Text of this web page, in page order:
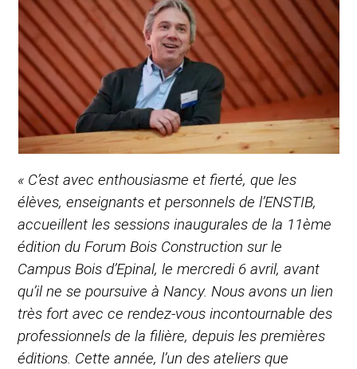
« C’est avec enthousiasme et fierté, que les
élèves, enseignants et personnels de l’ENSTIB,
accueillent les sessions inaugurales de la 11ème
édition du Forum Bois Construction sur le
Campus Bois d’Epinal, le mercredi 6 avril, avant
qu’il ne se poursuive à Nancy. Nous avons un lien
très fort avec ce rendez-vous incontournable des
professionnels de la filière, depuis les premières
éditions. Cette année, l’un des ateliers que